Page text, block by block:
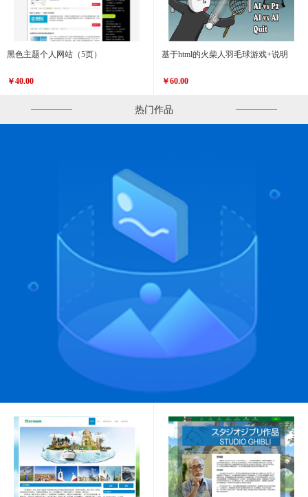
黑色主题个人网站（5页）
￥40.00
基于html的火柴人羽毛球游戏+说明
￥60.00
热门作品